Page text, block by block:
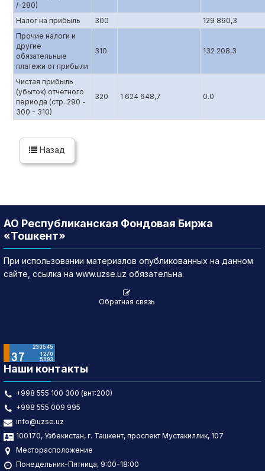
/-280)
Налог на прибыль 300
129 890,3
Прочие налоги и
другие
обязательные
платежи от прибыли
310 132 208,3
Чистая прибыль
(убыток) отчетного
периода (стр. 290 -
300 - 310)
320 1 624 648,7 0.0
Назад
АО Республиканская Фондовая Биржа
«Тошкент»
При использовании материалов опубликованных на данном
сайте, ссылка на www.uzse.uz обязательна.
Обратная связь
Наши контакты
+998 555 100 300 (внт:200)
+998 555 009 995
info@uzse.uz
100170, Узбекистан, г. Ташкент, проспект Мустакиллик, 107
Месторасположение
Понедельник-Пятница, 9:00-18:00